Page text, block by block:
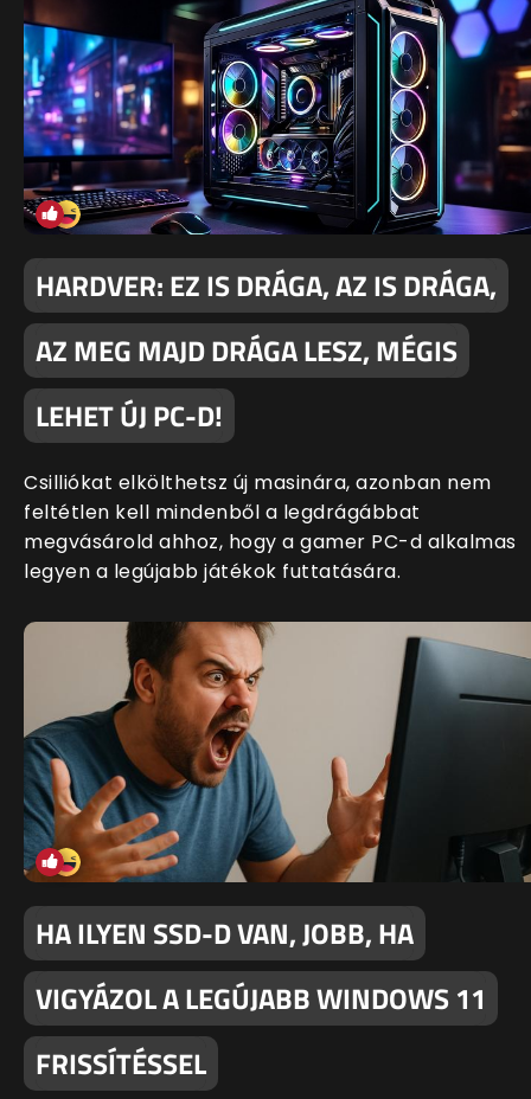
HARDVER: EZ IS DRÁGA, AZ IS DRÁGA,
AZ MEG MAJD DRÁGA LESZ, MÉGIS
LEHET ÚJ PC-D!
Csilliókat elkölthetsz új masinára, azonban nem
feltétlen kell mindenből a legdrágábbat
megvásárold ahhoz, hogy a gamer PC-d alkalmas
legyen a legújabb játékok futtatására.
HA ILYEN SSD-D VAN, JOBB, HA
VIGYÁZOL A LEGÚJABB WINDOWS 11
FRISSÍTÉSSEL